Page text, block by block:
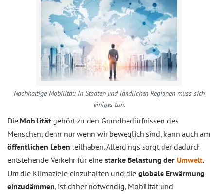
Nachhaltige Mobilität: In Städten und ländlichen Regionen muss sich
einiges tun.
Die Mobilität gehört zu den Grundbedürfnissen des
Menschen, denn nur wenn wir beweglich sind, kann auch am
öffentlichen Leben teilhaben. Allerdings sorgt der dadurch
entstehende Verkehr für eine starke Belastung der Umwelt.
Um die Klimaziele einzuhalten und die globale Erwärmung
einzudämmen, ist daher notwendig, Mobilität und